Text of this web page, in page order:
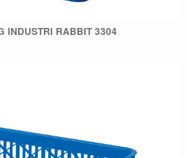
INDUSTRI RABBIT 3304